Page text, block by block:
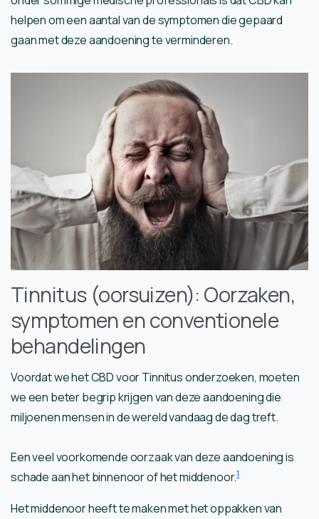
helpen om een aantal van de symptomen die gepaard
gaan met deze aandoening te verminderen.
Tinnitus (oorsuizen): Oorzaken,
symptomen en conventionele
behandelingen
Voordat we het CBD voor Tinnitus onderzoeken, moeten
we een beter begrip krijgen van deze aandoening die
miljoenen mensen in de wereld vandaag de dag treft.
Een veel voorkomende oorzaak van deze aandoening is
schade aan het binnenoor of het middenoor.1
Het middenoor heeft te maken met het oppakken van